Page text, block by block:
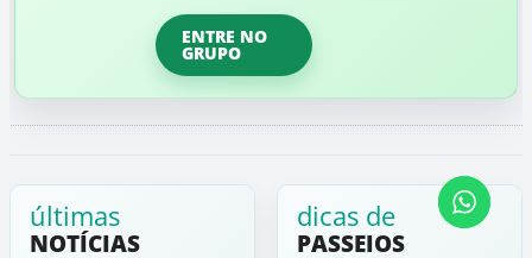
ENTRE NO
GRUPO
últimas
NOTÍCIAS
dicas de
PASSEIOS